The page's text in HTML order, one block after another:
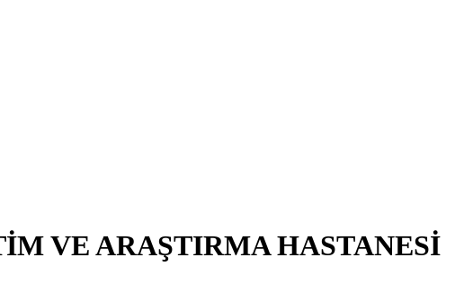
VE ARAŞTIRMA HASTANESİ